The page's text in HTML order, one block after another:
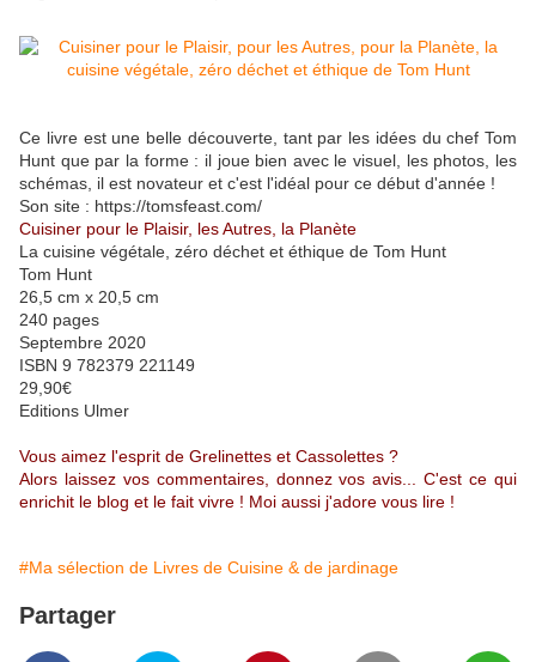
Ce livre est une belle découverte, tant par les idées du chef Tom
Hunt que par la forme : il joue bien avec le visuel, les photos, les
schémas, il est novateur et c'est l'idéal pour ce début d'année !
Son site : https://tomsfeast.com/
Cuisiner pour le Plaisir, les Autres, la Planète
La cuisine végétale, zéro déchet et éthique de Tom Hunt
Tom Hunt
26,5 cm x 20,5 cm
240 pages
Septembre 2020
ISBN 9 782379 221149
29,90€
Editions Ulmer
Vous aimez l'esprit de Grelinettes et Cassolettes ?
Alors laissez vos commentaires, donnez vos avis... C'est ce qui
enrichit le blog et le fait vivre ! Moi aussi j'adore vous lire !
#Ma sélection de Livres de Cuisine & de jardinage
Partager